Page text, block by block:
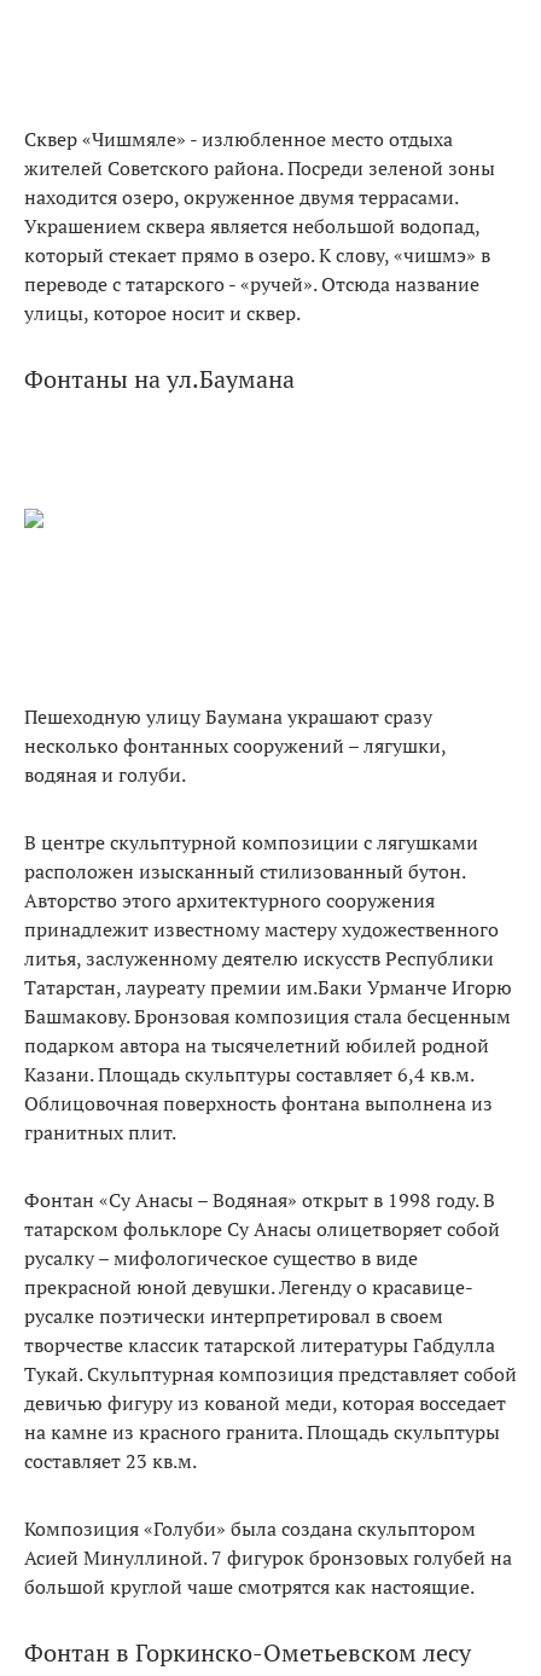
Сквер «Чишмяле» - излюбленное место отдыха
жителей Советского района. Посреди зеленой зоны
находится озеро, окруженное двумя террасами.
Украшением сквера является небольшой водопад,
который стекает прямо в озеро. К слову, «чишмэ» в
переводе с татарского - «ручей». Отсюда название
улицы, которое носит и сквер.
Фонтаны на ул.Баумана
Пешеходную улицу Баумана украшают сразу
несколько фонтанных сооружений – лягушки,
водяная и голуби.
В центре скульптурной композиции с лягушками
расположен изысканный стилизованный бутон.
Авторство этого архитектурного сооружения
принадлежит известному мастеру художественного
литья, заслуженному деятелю искусств Республики
Татарстан, лауреату премии им.Баки Урманче Игорю
Башмакову. Бронзовая композиция стала бесценным
подарком автора на тысячелетний юбилей родной
Казани. Площадь скульптуры составляет 6,4 кв.м.
Облицовочная поверхность фонтана выполнена из
гранитных плит.
Фонтан «Су Анасы – Водяная» открыт в 1998 году. В
татарском фольклоре Су Анасы олицетворяет собой
русалку – мифологическое существо в виде
прекрасной юной девушки. Легенду о красавице-
русалке поэтически интерпретировал в своем
творчестве классик татарской литературы Габдулла
Тукай. Скульптурная композиция представляет собой
девичью фигуру из кованой меди, которая восседает
на камне из красного гранита. Площадь скульптуры
составляет 23 кв.м.
Композиция «Голуби» была создана скульптором
Асией Минуллиной. 7 фигурок бронзовых голубей на
большой круглой чаше смотрятся как настоящие.
Фонтан в Горкинско-Ометьевском лесу